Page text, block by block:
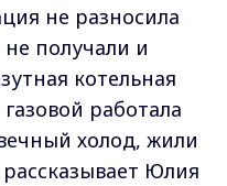
не разносила
получали и
котельная
работала
холод, жили
Юлия